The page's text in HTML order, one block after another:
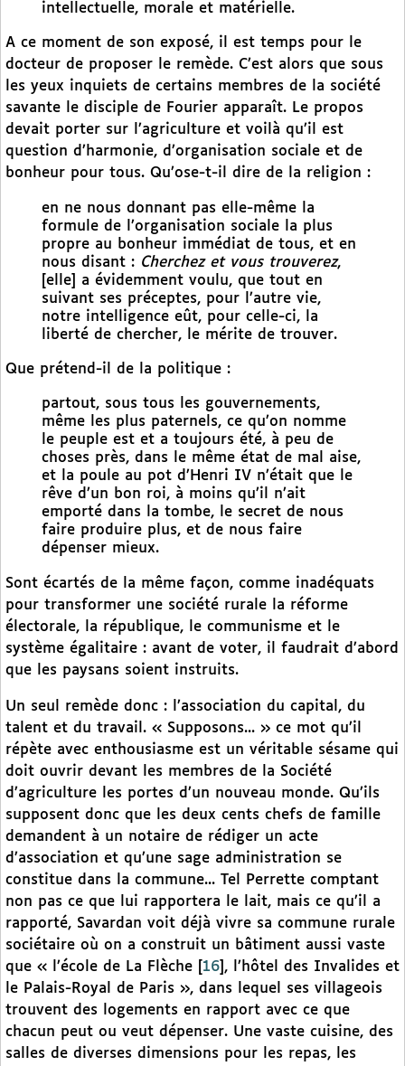
intellectuelle, morale et matérielle.
A ce moment de son exposé, il est temps pour le
docteur de proposer le remède. C’est alors que sous
les yeux inquiets de certains membres de la société
savante le disciple de Fourier apparaît. Le propos
devait porter sur l’agriculture et voilà qu’il est
question d’harmonie, d’organisation sociale et de
bonheur pour tous. Qu’ose-t-il dire de la religion :
en ne nous donnant pas elle-même la
formule de l’organisation sociale la plus
propre au bonheur immédiat de tous, et en
nous disant : Cherchez et vous trouverez,
[elle] a évidemment voulu, que tout en
suivant ses préceptes, pour l’autre vie,
notre intelligence eût, pour celle-ci, la
liberté de chercher, le mérite de trouver.
Que prétend-il de la politique :
partout, sous tous les gouvernements,
même les plus paternels, ce qu’on nomme
le peuple est et a toujours été, à peu de
choses près, dans le même état de mal aise,
et la poule au pot d’Henri IV n’était que le
rêve d’un bon roi, à moins qu’il n’ait
emporté dans la tombe, le secret de nous
faire produire plus, et de nous faire
dépenser mieux.
Sont écartés de la même façon, comme inadéquats
pour transformer une société rurale la réforme
électorale, la république, le communisme et le
système égalitaire : avant de voter, il faudrait d’abord
que les paysans soient instruits.
Un seul remède donc : l’association du capital, du
talent et du travail. « Supposons... » ce mot qu’il
répète avec enthousiasme est un véritable sésame qui
doit ouvrir devant les membres de la Société
d’agriculture les portes d’un nouveau monde. Qu’ils
supposent donc que les deux cents chefs de famille
demandent à un notaire de rédiger un acte
d’association et qu’une sage administration se
constitue dans la commune... Tel Perrette comptant
non pas ce que lui rapportera le lait, mais ce qu’il a
rapporté, Savardan voit déjà vivre sa commune rurale
sociétaire où on a construit un bâtiment aussi vaste
que « l’école de La Flèche
16 , l’hôtel des Invalides et
le Palais-Royal de Paris », dans lequel ses villageois
trouvent des logements en rapport avec ce que
chacun peut ou veut dépenser. Une vaste cuisine, des
salles de diverses dimensions pour les repas, les